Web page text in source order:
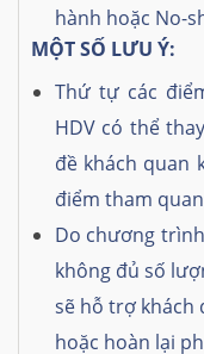
hành hoặc No-
MỘT SỐ LƯU Ý:
Thứ tự các
HDV có thể
đề khách quan
điểm tham
Do chương
không đủ số
sẽ hỗ trợ khách
hoặc hoàn lại